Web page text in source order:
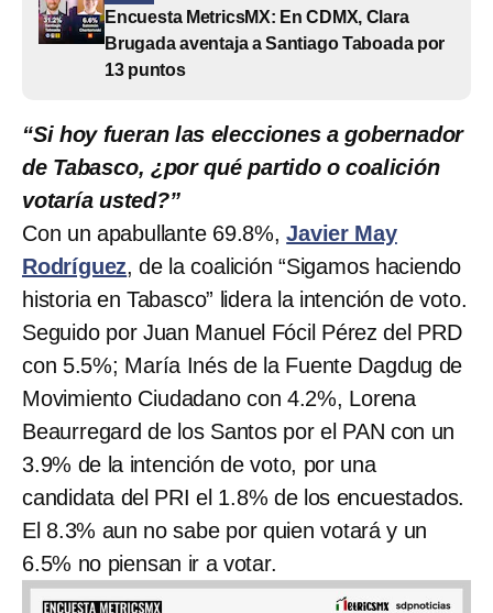
Encuesta MetricsMX: En CDMX, Clara
Brugada aventaja a Santiago Taboada por
13 puntos
“Si hoy fueran las elecciones a gobernador
de Tabasco, ¿por qué partido o coalición
votaría usted?”
Con un apabullante 69.8%,Javier May
Rodríguez, de la coalición “Sigamos haciendo
historia en Tabasco” lidera la intención de voto.
Seguido por Juan Manuel Fócil Pérez del PRD
con 5.5%; María Inés de la Fuente Dagdug de
Movimiento Ciudadano con 4.2%, Lorena
Beaurregard de los Santos por el PAN con un
3.9% de la intención de voto, por una
candidata del PRI el 1.8% de los encuestados.
El 8.3% aun no sabe por quien votará y un
6.5% no piensan ir a votar.